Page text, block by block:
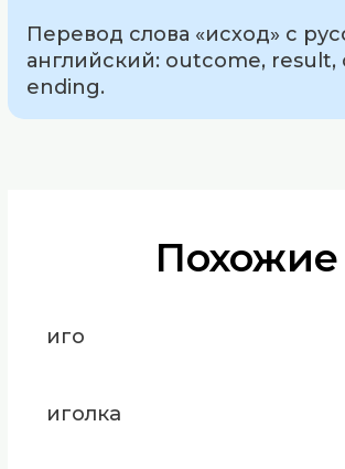
Перевод слова «исход» с
английский: outcome, result,
ending.
Похожие
иго
иголка